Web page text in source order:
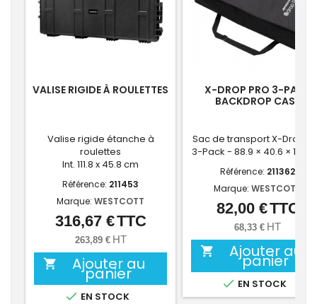
VALISE RIGIDE À ROULETTES
Valise rigide étanche à
roulettes
Int. 111.8 x 45.8 cm
Référence: 211453
Marque: WESTCOTT
Prix
316,67 €TTC
263,89 € HT
 Ajouter au
panier
 EN STOCK
X-DROP PRO 3-PACK
BACKDROP CASE
Sac de transport X-Drop
3-Pack - 88.9 × 40.6 × 19.1
Référence: 211362
Marque: WESTCOTT
Prix
82,00 €TTC
68,33 € HT
 Ajouter au
panier
 EN STOCK